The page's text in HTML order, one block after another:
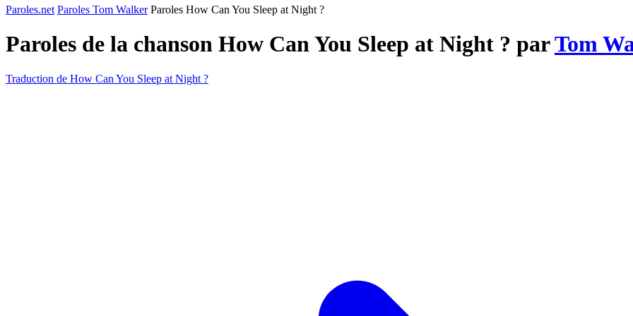
Paroles.net Paroles Tom Walker Paroles How Can You Sleep at Night ?
Paroles de la chanson How Can You Sleep at Night ? parTom
Traduction de How Can You Sleep at Night ?